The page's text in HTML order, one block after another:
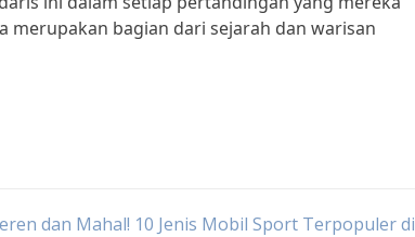
merupakan bagian dari sejarah dan warisan
dan Mahal! 10 Jenis Mobil Sport Terpopuler di